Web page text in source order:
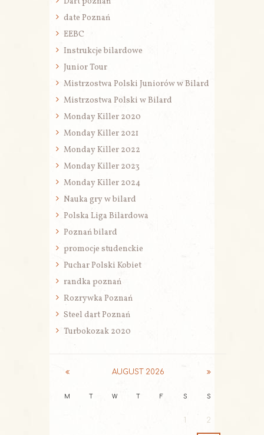
date Poznań
EEBC
Instrukcje bilardowe
Junior Tour
Mistrzostwa Polski Juniorów w Bilard
Mistrzostwa Polski w Bilard
Monday Killer 2020
Monday Killer 2021
Monday Killer 2022
Monday Killer 2023
Monday Killer 2024
Nauka gry w bilard
Polska Liga Bilardowa
Poznań bilard
promocje studenckie
Puchar Polski Kobiet
randka poznań
Rozrywka Poznań
Steel dart Poznań
Turbokozak 2020
AUGUST 2026
M W F S S
2